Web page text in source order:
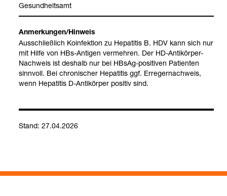
Gesund­heits­amt
Anmer­kun­gen/Hin­weis
Aus­schließ­lich Koin­fek­tion zu Hepa­ti­tis B. HDV kann sich nur
mit Hilfe von HBs-​Anti­gen ver­meh­ren. Der HD-​Anti­kör­per-​
Nach­weis ist des­halb nur bei HBsAg-​posi­ti­ven Pati­en­ten
sinn­voll. Bei chro­ni­scher Hepa­ti­tis ggf. Erre­ger­nach­weis,
wenn Hepa­ti­tis D-​Anti­kör­per posi­tiv sind.
Stand: 27.04.2026